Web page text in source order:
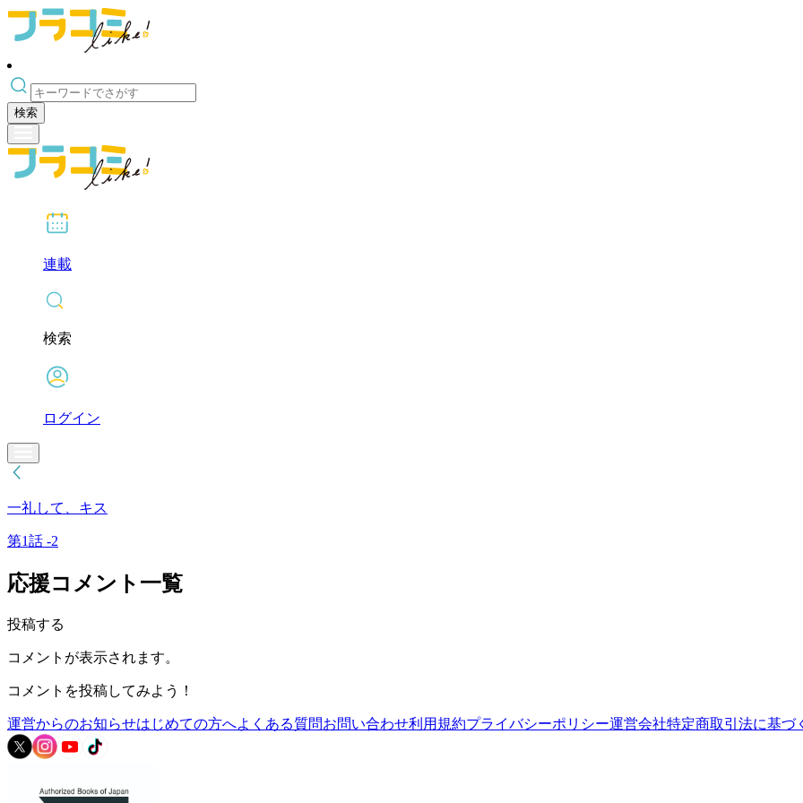
検索
連載
検索
ログイン
一礼して、キス
第1話 -2
応援コメント一覧
投稿する
コメントが表示されます。
コメントを投稿してみよう！
運営からのお知らせはじめての方へよくある質問お問い合わせ利用規約プライバシーポリシー運営会社特定商取引法に基づ